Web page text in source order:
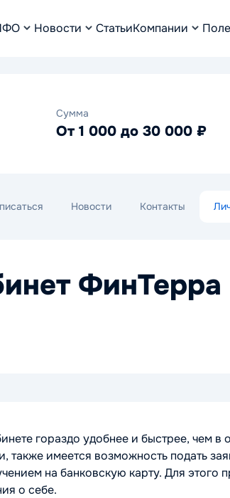
Новости СтатьиКомпании
Сумма
От 1 000 до 30 000 ₽
Новости Контакты
ФинТерра
гораздо удобнее и быстрее, чем
также имеется возможность подать
на банковскую карту. Для этого
о себе.